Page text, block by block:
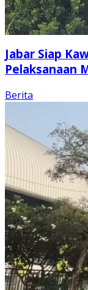
Jabar Siap
Pelaksanaan
Berita